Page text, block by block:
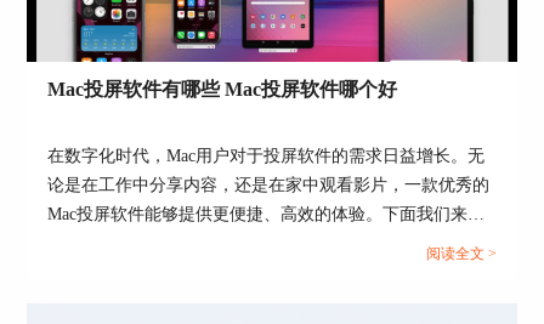
Mac投屏软件有哪些 Mac投屏软件哪个好
在数字化时代，Mac用户对于投屏软件的需求日益增长。无
论是在工作中分享内容，还是在家中观看影片，一款优秀的
Mac投屏软件能够提供更便捷、高效的体验。下面我们来看
看Mac投屏软件有哪些，Mac投屏软件哪个好的相关内容。...
阅读全文 >